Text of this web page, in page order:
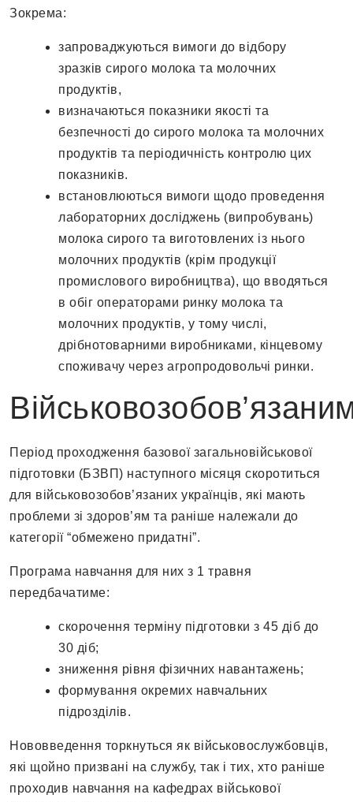
Зокрема:
запроваджуються вимоги до відбору
зразків сирого молока та молочних
продуктів,
визначаються показники якості та
безпечності до сирого молока та молочних
продуктів та періодичність контролю цих
показників.
встановлюються вимоги щодо проведення
лабораторних досліджень (випробувань)
молока сирого та виготовлених із нього
молочних продуктів (крім продукції
промислового виробництва), що вводяться
в обіг операторами ринку молока та
молочних продуктів, у тому числі,
дрібнотоварними виробниками, кінцевому
споживачу через агропродовольчі ринки.
Період проходження базової загальновійськової
підготовки (БЗВП) наступного місяця скоротиться
для військовозобов’язаних українців, які мають
проблеми зі здоров’ям та раніше належали до
категорії “обмежено придатні”.
Програма навчання для них з 1 травня
передбачатиме:
скорочення терміну підготовки з 45 діб до
30 діб;
зниження рівня фізичних навантажень;
формування окремих навчальних
підрозділів.
Нововведення торкнуться як військовослужбовців,
які щойно призвані на службу, так і тих, хто раніше
проходив навчання на кафедрах військової